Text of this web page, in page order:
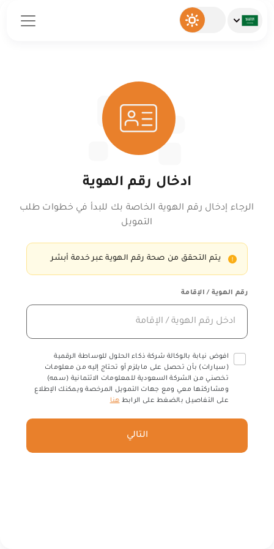
ادخال رقم الهوية
الرجاء إدخال رقم الهوية الخاصة بك للبدأ في خطوات طلب
التمويل
يتم التحقق من صحة رقم الهوية عبر خدمة أبشر
رقم الهوية / الإقامة
افوض نيابة بالوكالة شركة ذكاء الحلول للوساطة الرقمية
(سيارات) بأن تحصل على مايلزم أو تحتاج إليه من معلومات
تخصني من الشركة السعودية للمعلومات الائتمانية (سمه)
ومشاركتها معي ومع جهات التمويل المرخصة ويمكنك الإطلاع
على التفاصيل بالضغط على الرابط هنا
التالي